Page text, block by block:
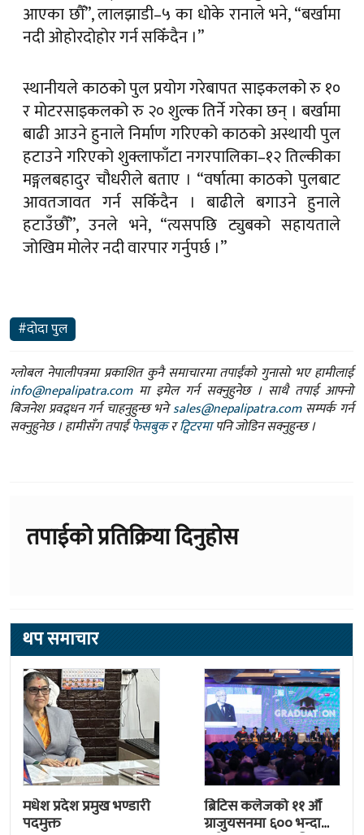
स्थानीयले काठको पुल प्रयोग गरेबापत साइकलको रु १०
बाढी आउने हुनाले निर्माण गरिएको काठको अस्थायी पुल
हटाउने गरिएको शुक्लाफाँटा नगरपालिका–१२ तिल्कीका
मङ्गलबहादुर चौधरीले बताए । “वर्षात्मा काठको पुलबाट
आवतजावत गर्न सकिँदैन । बाढीले बगाउने हुनाले
हटाउँछौँ”, उनले भने, “त्यसपछि ट्युबको सहायताले
जोखिम मोलेर नदी वारपार गर्नुपर्छ ।”
ग्लोबल नेपालीपत्रमा प्रकाशित कुनै समाचारमा तपाईंको गुनासो भए हामीलाई
info@nepalipatra.com
सक्नुहुनेछ । हामीसँग तपाईंफेसबुकरट्विटरमापनि जोडिन सक्नुहुन्छ ।
मधेश प्रदेश प्रमुख भण्डारी
पदमुक्त
काठमाडौं । मधेश प्रदेश प्रमुख
सुमित्रा सुवेदी भण्डारी पदमुक्त भएकी
छन् । मन्त्रिपरिषद्को सोमबारको
ब्रिटिस कलेजको ११ औँ
ग्राजुयसनमा ६०० भन्दा
बढी ग्राजुयट सम्मानित
काठमाडौँ । द ब्रिटिस कलेज
(टीबीसी)को ११ औं ग्राजुयसन
समारोह सम्पन्न भएको छ । शुक्रबार